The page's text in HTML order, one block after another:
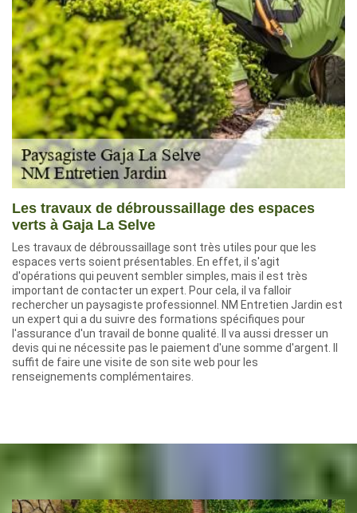
Les travaux de débroussaillage des espaces
verts à Gaja La Selve
Les travaux de débroussaillage sont très utiles pour que les
espaces verts soient présentables. En effet, il s'agit
d'opérations qui peuvent sembler simples, mais il est très
important de contacter un expert. Pour cela, il va falloir
rechercher un paysagiste professionnel. NM Entretien Jardin est
un expert qui a du suivre des formations spécifiques pour
l'assurance d'un travail de bonne qualité. Il va aussi dresser un
devis qui ne nécessite pas le paiement d'une somme d'argent. Il
suffit de faire une visite de son site web pour les
renseignements complémentaires.